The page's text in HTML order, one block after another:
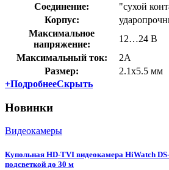
Соединение:
"сухой
Корпус:
Максимальное
напряжение:
12…24 В
Максимальный ток:
2А
Размер:
2.1х5.5 мм
+ПодробнееСкрыть
Новинки
Видеокамеры
Купольная HD-TVI видеокамера HiWatch
подсветкой до 30 м